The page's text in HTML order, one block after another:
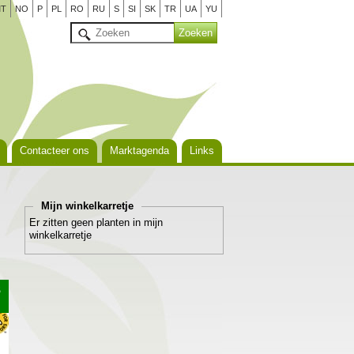
NO P PL RO RU S SI SK TR UA YU
Contacteer ons Marktagenda Links
Mijn winkelkarretje
Er zitten geen planten in mijn
winkelkarretje